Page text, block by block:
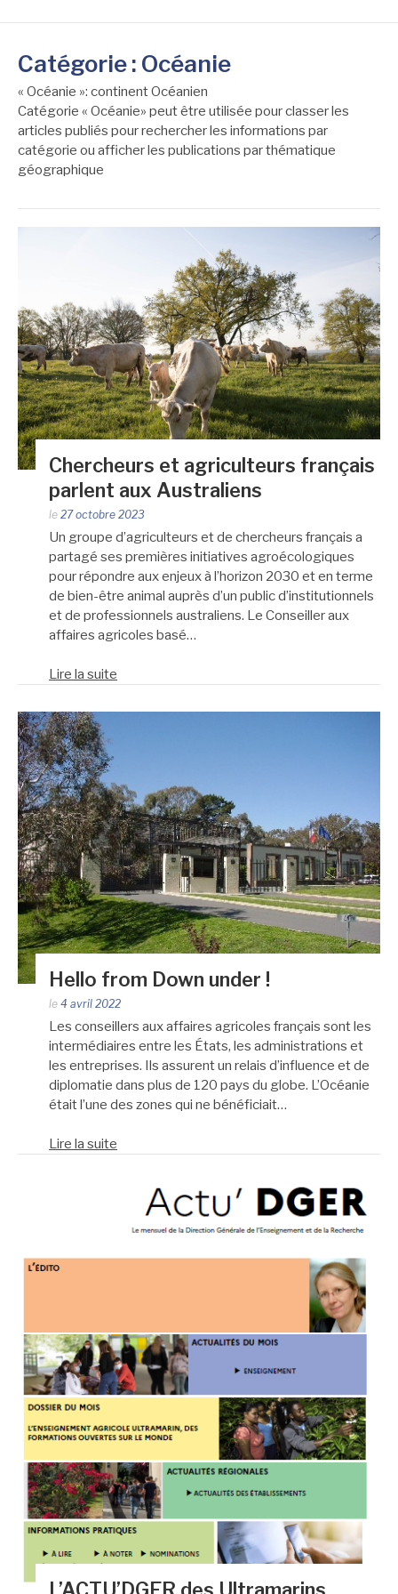
Catégorie : Océanie
« Océanie »: continent Océanien
Catégorie « Océanie» peut être utilisée pour classer les
articles publiés pour rechercher les informations par
catégorie ou afficher les publications par thématique
géographique
Chercheurs et agriculteurs français
parlent aux Australiens
le 27 octobre 2023
Un groupe d’agriculteurs et de chercheurs français a
partagé ses premières initiatives agroécologiques
pour répondre aux enjeux à l’horizon 2030 et en terme
de bien-être animal auprès d’un public d’institutionnels
et de professionnels australiens. Le Conseiller aux
affaires agricoles basé…
Lire la suite
Hello from Down under !
le 4 avril 2022
Les conseillers aux affaires agricoles français sont les
intermédiaires entre les États, les administrations et
les entreprises. Ils assurent un relais d’influence et de
diplomatie dans plus de 120 pays du globe. L’Océanie
était l’une des zones qui ne bénéficiait…
Lire la suite